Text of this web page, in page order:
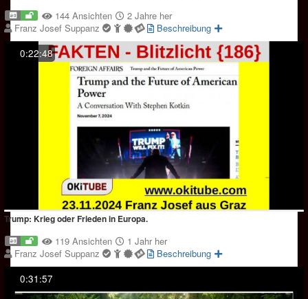
144 Ansichten
2 Jahre her
Franz Josef Suppanz
Beschreibung
0:22:48
Trump: Krieg oder Frieden in Europa.
119 Ansichten
1 Jahr her
Franz Josef Suppanz
Beschreibung
0:31:57